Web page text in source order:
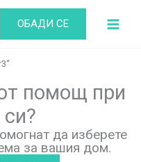
ОБАДИ СЕ
помощ при
да изберете
за вашия дом.